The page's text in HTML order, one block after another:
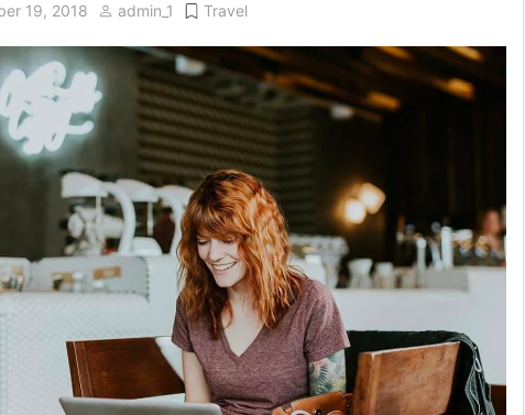
19, 2018 admin_1 Travel